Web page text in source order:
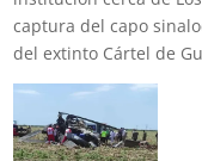
captura del capo
del extinto Cártel de